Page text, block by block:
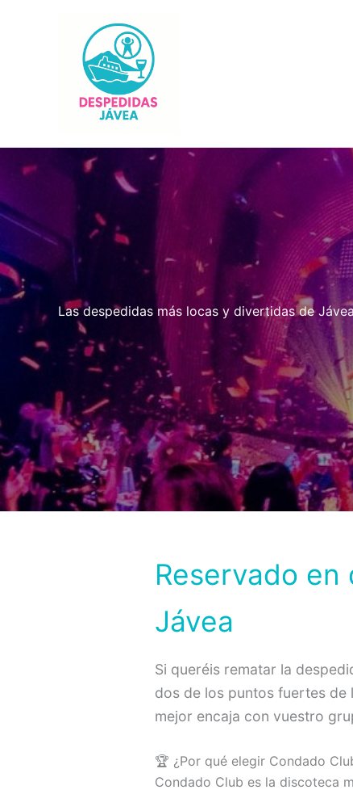
Las despedidas más locas y divertidas de
Reservado
Jávea
Si queréis rematar la
dos de los puntos fuertes de
mejor encaja con vuestro
🏆 ¿Por qué elegir Condado
Condado Club es la discoteca